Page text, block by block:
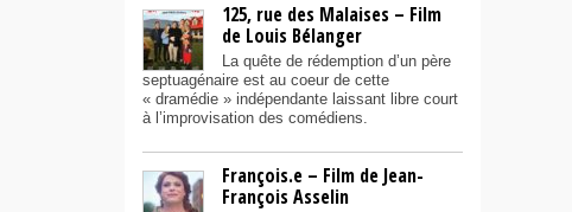
125, rue des Malaises – Film
de Louis Bélanger
La quête de rédemption d’un père
septuagénaire est au coeur de cette
« dramédie » indépendante laissant libre court
à l’improvisation des comédiens.
François.e – Film de Jean-
François Asselin